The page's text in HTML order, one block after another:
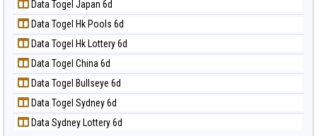
📝 Pola Dasar Taipei
📝 Pola Dasar Taiwan
Data Togel Kuda Lari
Data Togel Magnum Cambodia
Data Togel Nagoya
Data Togel North Carolina Day
Data Togel Pcso
Data Togel Sao Paulo
Data Togel Singapore
Data Togel Japan 6d
Data Togel Hk Pools 6d
Data Togel Hk Lottery 6d
Data Togel China 6d
Data Togel Bullseye 6d
Data Togel Sydney 6d
Data Sydney Lottery 6d